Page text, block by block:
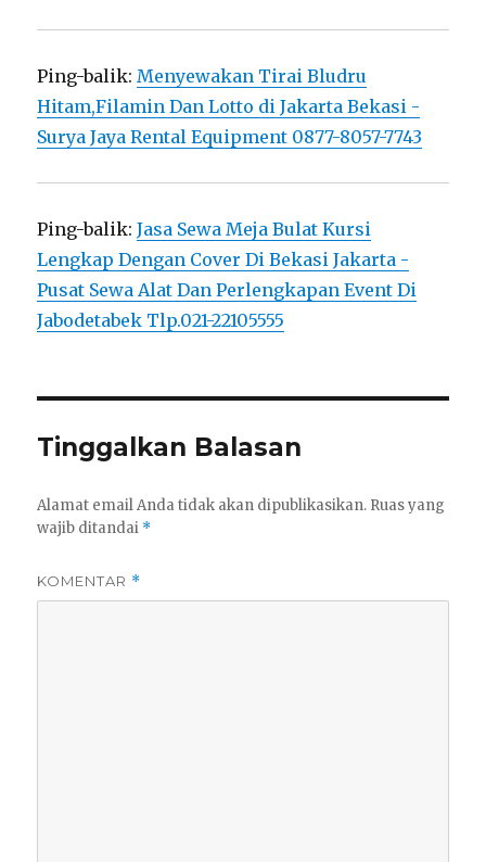
Ping-balik:Menyewakan Tirai Bludru
Hitam,Filamin Dan Lotto di Jakarta Bekasi -
Surya Jaya Rental Equipment 0877-8057-7743
Ping-balik:Jasa Sewa Meja Bulat Kursi
Lengkap Dengan Cover Di Bekasi Jakarta -
Pusat Sewa Alat Dan Perlengkapan Event Di
Jabodetabek Tlp.021-22105555
Tinggalkan Balasan
Alamat email Anda tidak akan dipublikasikan. Ruas yang
wajib ditandai *
KOMENTAR *